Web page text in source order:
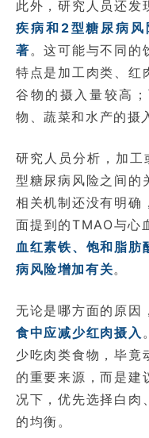
此外，研究人员还发
疾病和2型糖尿病
著。这可能与不同的
特点是加工肉类、红
谷物的摄入量较高
物、蔬菜和水产的摄
研究人员分析，加
型糖尿病风险之间的
相关机制还没有明确
面提到的TMAO与心
血红素铁、饱和脂肪
病风险增加有关。
无论是哪方面的原因
食中应减少红肉摄入
少吃肉类食物，毕竟
的重要来源，而是建
况下，优先选择白肉
的均衡。